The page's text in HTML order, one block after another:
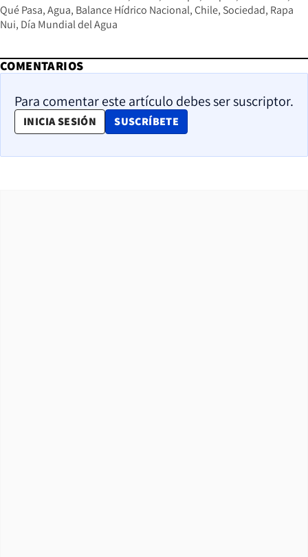
Qué Pasa Agua Balance Hídrico Nacional Chile Sociedad Rapa
Nui Día Mundial del Agua
COMENTARIOS
Para comentar este artículo debes ser suscriptor.
INICIA SESIÓN SUSCRÍBETE
OPENS IN NEW WINDOW